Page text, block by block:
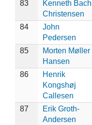
83
Kenneth Bach
Christensen
84
John
Pedersen
85
Morten Møller
Hansen
86
Henrik
Kongshøj
Callesen
87
Erik Groth-
Andersen